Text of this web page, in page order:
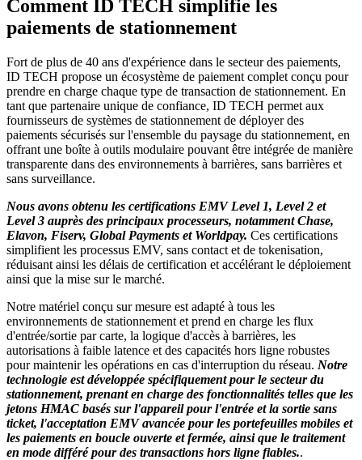
Comment ID TECH simplifie les
paiements de stationnement
Fort de plus de 40 ans d'expérience dans le secteur des paiements,
ID TECH propose un écosystème de paiement complet conçu pour
prendre en charge chaque type de transaction de stationnement. En
tant que partenaire unique de confiance, ID TECH permet aux
fournisseurs de systèmes de stationnement de déployer des
paiements sécurisés sur l'ensemble du paysage du stationnement, en
offrant une boîte à outils modulaire pouvant être intégrée de manière
transparente dans des environnements à barrières, sans barrières et
sans surveillance.
Nous avons obtenu les certifications EMV Level 1, Level 2 et
Level 3 auprès des principaux processeurs, notamment Chase,
Elavon, Fiserv, Global Payments et Worldpay. Ces certifications
simplifient les processus EMV, sans contact et de tokenisation,
réduisant ainsi les délais de certification et accélérant le déploiement
ainsi que la mise sur le marché.
Notre matériel conçu sur mesure est adapté à tous les
environnements de stationnement et prend en charge les flux
d'entrée/sortie par carte, la logique d'accès à barrières, les
autorisations à faible latence et des capacités hors ligne robustes
pour maintenir les opérations en cas d'interruption du réseau. Notre
technologie est développée spécifiquement pour le secteur du
stationnement, prenant en charge des fonctionnalités telles que les
jetons HMAC basés sur l'appareil pour l'entrée et la sortie sans
ticket, l'acceptation EMV avancée pour les portefeuilles mobiles et
les paiements en boucle ouverte et fermée, ainsi que le traitement
en mode différé pour des transactions hors ligne fiables..